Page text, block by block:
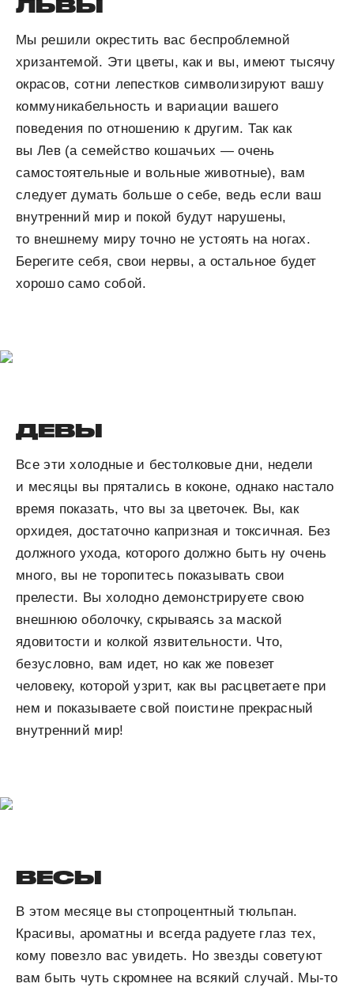
ЛЬВЫ
Мы решили окрестить вас беспроблемной
хризантемой. Эти цветы, как и вы, имеют тысячу
окрасов, сотни лепестков символизируют вашу
коммуникабельность и вариации вашего
поведения по отношению к другим. Так как
вы Лев (а семейство кошачьих — очень
самостоятельные и вольные животные), вам
следует думать больше о себе, ведь если ваш
внутренний мир и покой будут нарушены,
то внешнему миру точно не устоять на ногах.
Берегите себя, свои нервы, а остальное будет
хорошо само собой.
ДЕВЫ
Все эти холодные и бестолковые дни, недели
и месяцы вы прятались в коконе, однако настало
время показать, что вы за цветочек. Вы, как
орхидея, достаточно капризная и токсичная. Без
должного ухода, которого должно быть ну очень
много, вы не торопитесь показывать свои
прелести. Вы холодно демонстрируете свою
внешнюю оболочку, скрываясь за маской
ядовитости и колкой язвительности. Что,
безусловно, вам идет, но как же повезет
человеку, которой узрит, как вы расцветаете при
нем и показываете свой поистине прекрасный
внутренний мир!
ВЕСЫ
В этом месяце вы стопроцентный тюльпан.
Красивы, ароматны и всегда радуете глаз тех,
кому повезло вас увидеть. Но звезды советуют
вам быть чуть скромнее на всякий случай. Мы-то